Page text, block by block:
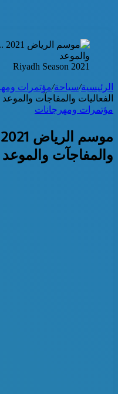
Riyadh Season 2021
الرئيسية/سياحة/مؤتمرات
الفعاليات والمفاجآت
مؤتمرات ومهرجانات
والمفاجآت